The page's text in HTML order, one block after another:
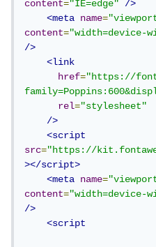
content="IE=edge"
/>
<meta
name=
content=
/>
<link
href="https://
rel="stylesheet"
/>
<script
src="https://
></script>
<meta
name=
content=
/>
<script